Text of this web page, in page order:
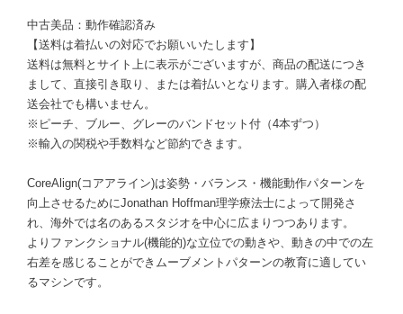
中古美品：動作確認済み
【送料は着払いの対応でお願いいたします】
送料は無料とサイト上に表示がございますが、商品の配送につき
まして、直接引き取り、または着払いとなります。購入者様の配
送会社でも構いません。
※ピーチ、ブルー、グレーのバンドセット付（4本ずつ）
※輸入の関税や手数料など節約できます。
CoreAlign(コアアライン)は姿勢・バランス・機能動作パターンを
向上させるためにJonathan Hoffman理学療法士によって開発さ
れ、海外では名のあるスタジオを中心に広まりつつあります。
よりファンクショナル(機能的)な立位での動きや、動きの中での左
右差を感じることができムーブメントパターンの教育に適してい
るマシンです。